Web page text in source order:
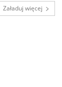
Załaduj więcej